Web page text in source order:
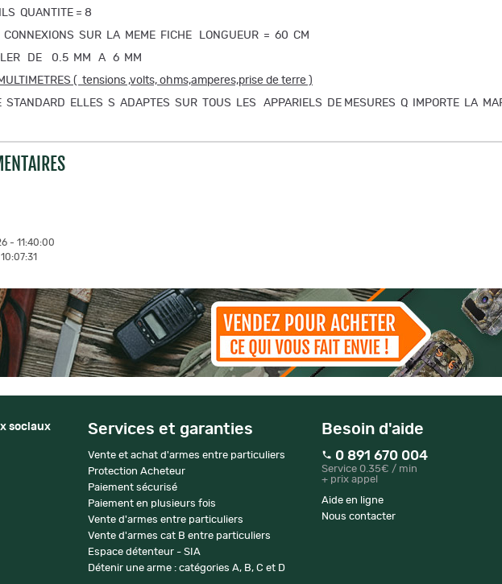
QUANTITE = 8
SUR LA MEME FICHE LONGUEUR = 60 CM
DE 0.5 MM A 6 MM
( tensions ,volts, ohms,amperes,prise de terre )
STANDARD ELLES S ADAPTES SUR TOUS LES APPARIELS DE MESURES Q IMPORTE LA
- 11:40:00
sociaux Services et garanties
Vente et achat d'armes entre particuliers
Protection Acheteur
Paiement sécurisé
Paiement en plusieurs fois
Vente d'armes entre particuliers
Vente d'armes cat B entre particuliers
Espace détenteur - SIA
Détenir une arme : catégories A, B, C et D
Besoin d'aide
0 891 670 004
Service 0.35€ / min
+ prix appel
Aide en ligne
Nous contacter